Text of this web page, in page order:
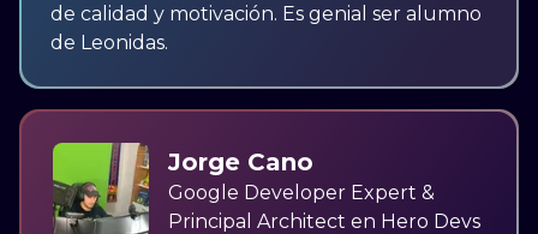
de calidad y motivación. Es genial ser alumno
de Leonidas.
Jorge Cano
Google Developer Expert &
Principal Architect en Hero Devs